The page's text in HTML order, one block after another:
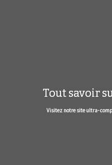
Tout savoir
Visitez notre site ultra-